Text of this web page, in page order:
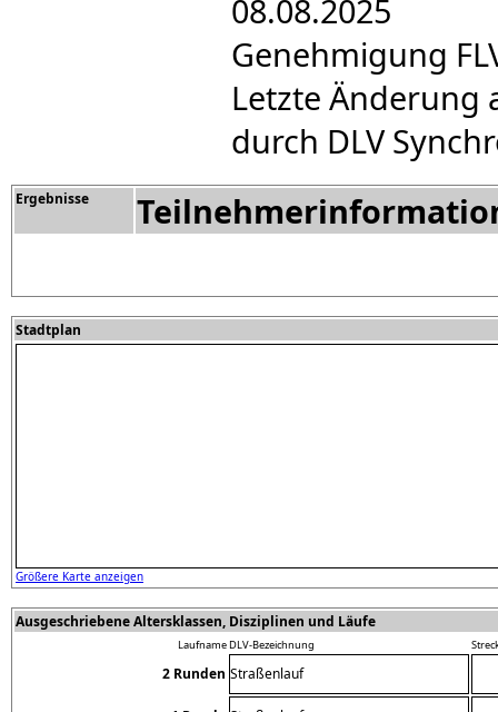
08.08.2025
Genehmigung
Letzte Änderung
durch DLV
Ergebnisse
Stadtplan
Größere Karte anzeigen
Ausgeschriebene Altersklassen, Disziplinen und Läufe
LaufnameDLV-Bezeichnung
2 Runden Straßenlauf